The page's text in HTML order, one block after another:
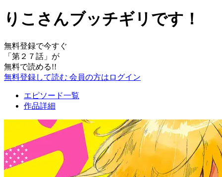
りこさんブッチギリです！
無料登録で今すぐ
「 第２７話 」が
無料で読める!!
無料登録して読む 会員の方はログイン
エピソード一覧
作品詳細